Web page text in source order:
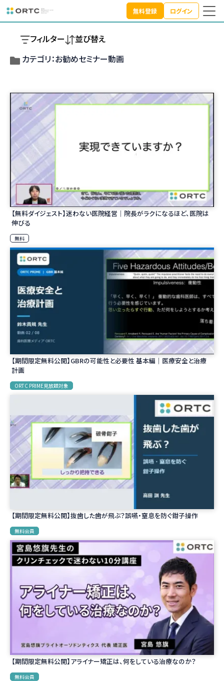
無料登録 ログイン
TOP 動画で学ぶ
フィルター
並び替え
カテゴリ：お勧めセミナー動画
【無料ダイジェスト】迷わない医院経営｜院長がラクになるほど、医院は
伸びる
無料
【期間限定無料公開】GBRの可能性と必要性 基本編｜医療安全と治療
計画
ORTC PRIME見放題対象
【期間限定無料公開】抜歯した歯が飛ぶ？誤嚥・窒息を防ぐ鉗子操作
無料会員
【期間限定無料公開】アライナー矯正は、何をしている治療なのか？
無料会員